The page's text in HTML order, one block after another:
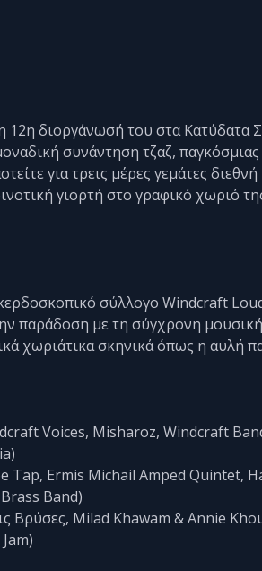
12η διοργάνωσή του στα Κατύδατα
συνάντηση τζαζ, παγκόσμιας
για τρεις μέρες γεμάτες
γιορτή στο γραφικό χωριό
σύλλογο Windcraft
παράδοση με τη σύγχρονη
χωριάτικα σκηνικά όπως η αυλή
Voices, Misharoz, Windcraft
Tap, Ermis Michail Amped Quintet,
Band)
Βρύσες, Milad Khawam & Annie